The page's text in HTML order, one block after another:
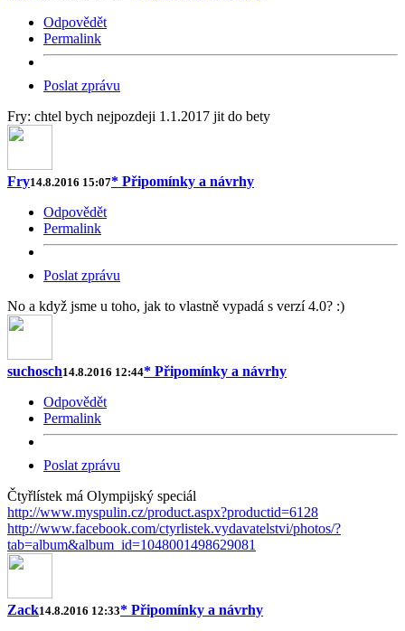
Odpovědět
Permalink
Poslat zprávu
Fry: chtel bych nejpozdeji 1.1.2017 jit do bety
Fry14.8.2016 15:07* Připomínky a návrhy
Odpovědět
Permalink
Poslat zprávu
No a když jsme u toho, jak to vlastně vypadá s verzí 4.0? :)
suchosch14.8.2016 12:44* Připomínky a návrhy
Odpovědět
Permalink
Poslat zprávu
Čtyřlístek má Olympijský speciál
http://www.myspulin.cz/product.aspx?productid=6128
http://www.facebook.com/ctyrlistek.vydavatelstvi/photos/?
tab=album&album_id=1048001498629081
Zack14.8.2016 12:33* Připomínky a návrhy